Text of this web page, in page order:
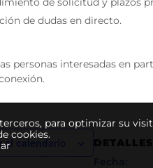
de dudas en directo.
personas interesadas en
al calendario
para optimizar su
cookies.